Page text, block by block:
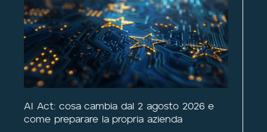
AI Act: cosa cambia dal 2 agosto 2026 e
come preparare la propria azienda